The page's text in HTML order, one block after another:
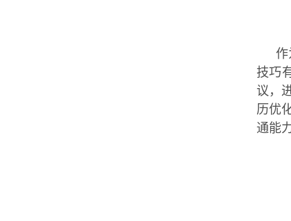
作
技巧
议，
历优
通能